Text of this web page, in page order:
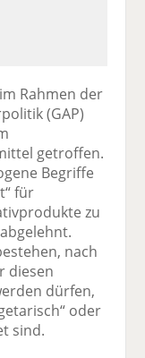
Rahmen der
(GAP)
getroffen.
Begriffe
für
zu
nach
diesen
dürfen,
oder
sind.